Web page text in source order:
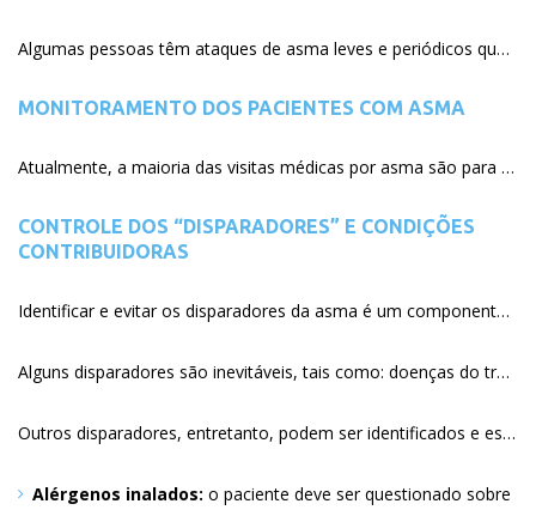
Algumas pessoas têm ataques de asma leves e periódicos que nunca requerem ida ao pronto-socorro, enquanto outras têm ataques graves e súbitos que requerem a ida imediata a serviços de emergência médicos.
MONITORAMENTO DOS PACIENTES COM ASMA
Atualmente, a maioria das visitas médicas por asma são para cuidados de emergência. O manejo efetivo da asma, entretanto, requer abordagem preventiva e proativa, similar ao tratamento da hipertensão arterial sistêmica e do diabetes melitus. Seguimento de rotina para pacientes com asma são recomendados, em uma frequência da 1 a 6 meses, dependendo da severidade dos sintomas. Essas visitas devem ser aproveitadas para avaliação de múltiplos aspectos do paciente com asma. Estes incluem: sinais e sintomas de asma, função pulmonar, qualidade de vida, exacerbações, aderência ao tratamento, efeitos adversos das medicações e satisfação do paciente com seu tratamento.
CONTROLE DOS “DISPARADORES” E CONDIÇÕES
CONTRIBUIDORAS
Identificar e evitar os disparadores da asma é um componente crítico do manejo bem sucedido da asma, e pode reduzir a necessidade de medicação.
Alguns disparadores são inevitáveis, tais como: doenças do trato respiratório, exercício, flutuações hormonais e extremos emocionais. Nesses casos, o paciente deve ser instruído sobre ajustes de manejo conforme a situação.
Outros disparadores, entretanto, podem ser identificados e especificamente manejados ou tratados:
Alérgenos inalados: o paciente deve ser questionado sobre